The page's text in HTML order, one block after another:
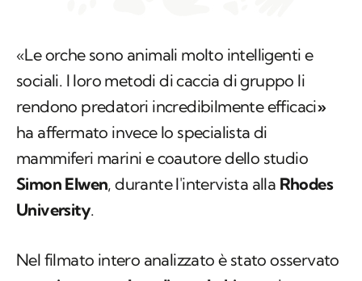
ha affermato invece lo specialista di
mammiferi marini e coautore dello studio
Simon Elwen , durante l'intervista alla
Rhodes
University
Nel filmato intero analizzato è stato osservato
un unico esemplare di squalo bianco
coinvolgimento di queste quattro balene e la